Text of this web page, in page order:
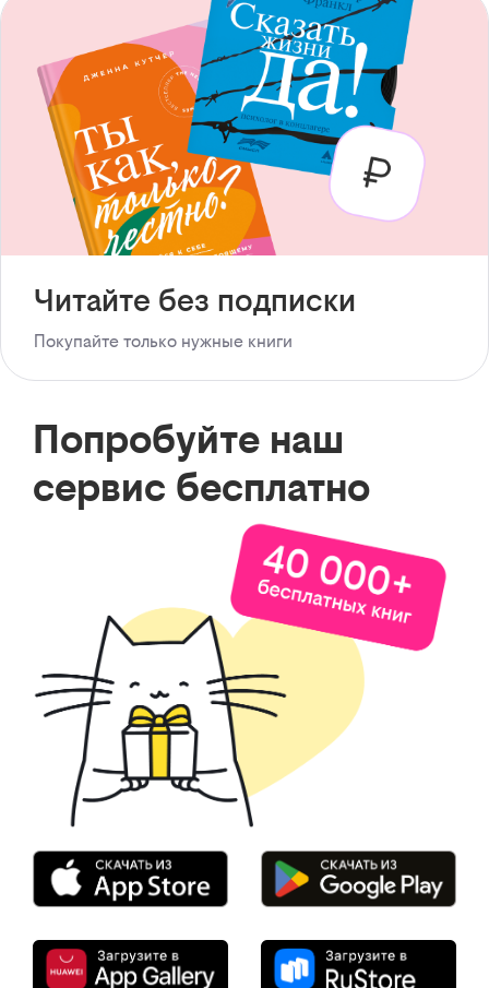
Читайте без подписки
Покупайте только нужные книги
Попробуйте наш
сервис бесплатно